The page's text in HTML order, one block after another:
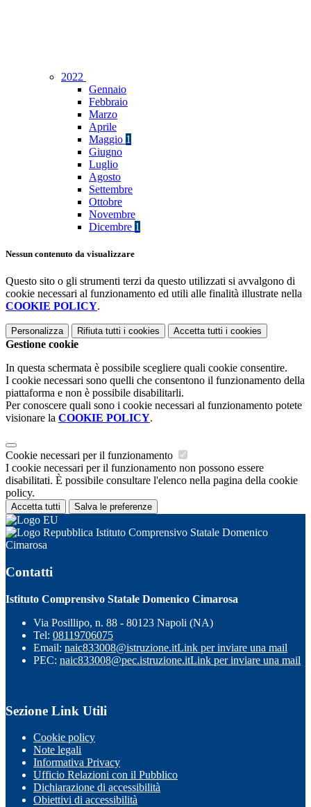
2022
Gennaio
Febbraio
Marzo
Aprile
Maggio 1
Giugno
Luglio
Agosto
Settembre
Ottobre
Novembre
Dicembre 1
Nessun contenuto da visualizzare
Questo sito o gli strumenti terzi da questo utilizzati si avvalgono di
cookie necessari al funzionamento ed utili alle finalità illustrate nella
COOKIE POLICY.
Personalizza Rifiuta tutti i cookies Accetta tutti i cookies
Gestione cookie
In questa schermata è possibile scegliere quali cookie consentire.
I cookie necessari sono quelli che consentono il funzionamento della
piattaforma e non è possibile disabilitarli.
Per conoscere quali sono i cookie necessari al funzionamento potete
visionare la COOKIE POLICY.
Cookie necessari per il funzionamento
I cookie necessari per il funzionamento non possono essere
disabilitati. È possibile consultare l'elenco nella pagina della cookie
policy.
Accetta tutti Salva le preferenze
Istituto Comprensivo Statale Domenico
Cimarosa
Contatti
Istituto Comprensivo Statale Domenico Cimarosa
Via Posillipo, n. 88 - 80123 Napoli (NA)
Tel: 08119706075
Email: naic833008@istruzione.itLink per inviare una mail
PEC: naic833008@pec.istruzione.itLink per inviare una mail
Sezione Link Utili
Cookie policy
Note legali
Informativa Privacy
Ufficio Relazioni con il Pubblico
Dichiarazione di accessibilità
Obiettivi di accessibilità